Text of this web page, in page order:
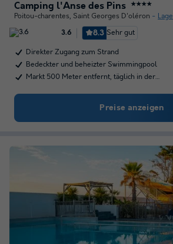
Camping l'Anse des Pins ★★★★
Poitou-charentes, Saint Georges D'oléron Lage
3.6 8.3 Sehr gut
Direkter Zugang zum Strand
Bedeckter und beheizter Swimmingpool
Markt 500 Meter entfernt, täglich in der…
Preise anzeigen